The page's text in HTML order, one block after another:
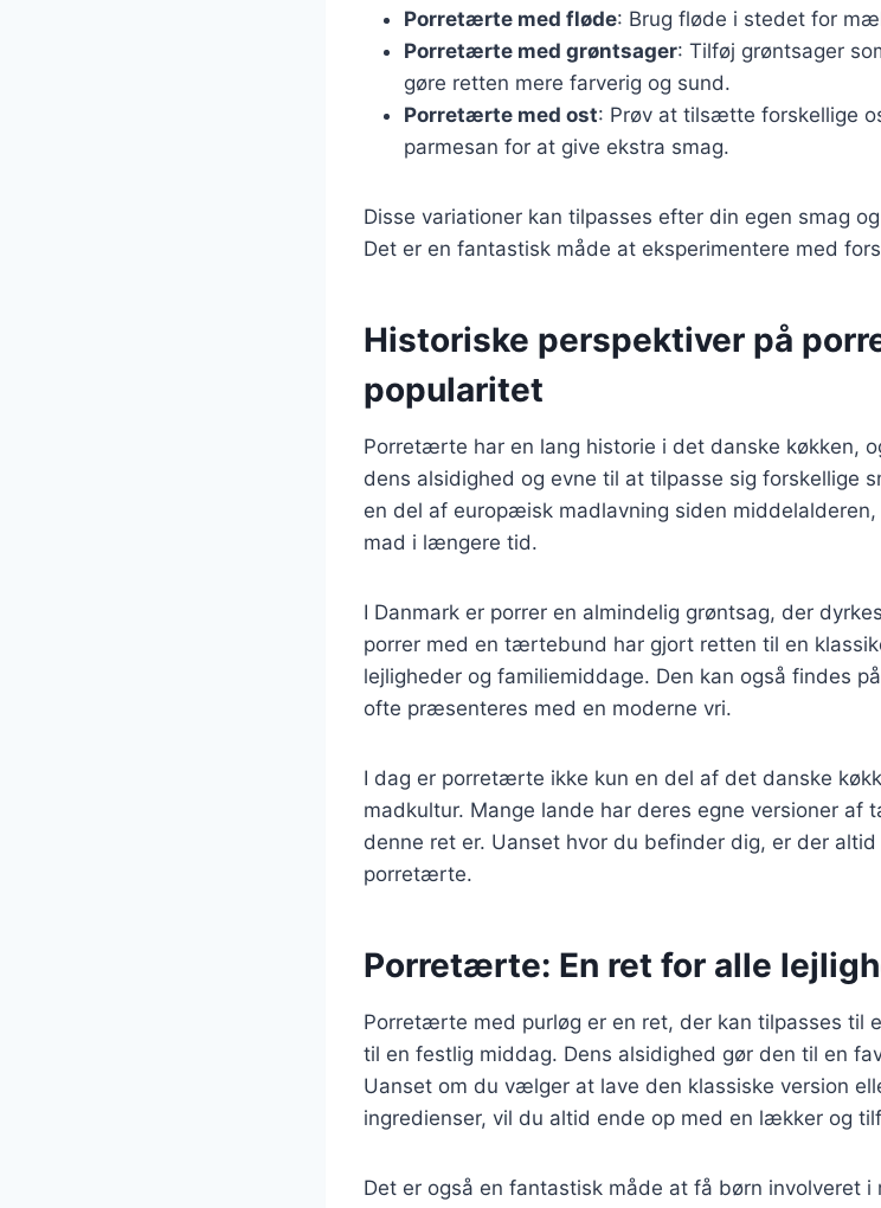
Porretærte med fløde: Brug fløde i stedet for
Porretærte med grøntsager: Tilføj grøntsager
gøre retten mere farverig og sund.
Porretærte med ost: Prøv at tilsætte forskellige
parmesan for at give ekstra smag.
Disse variationer kan tilpasses efter din egen smag
Det er en fantastisk måde at eksperimentere med
Historiske perspektiver på
popularitet
Porretærte har en lang historie i det danske køkken,
dens alsidighed og evne til at tilpasse sig
en del af europæisk madlavning siden
mad i længere tid.
I Danmark er porrer en almindelig grøntsag, der
porrer med en tærtebund har gjort retten til en
lejligheder og familiemiddage. Den kan også findes
ofte præsenteres med en moderne vri.
I dag er porretærte ikke kun en del af det danske
madkultur. Mange lande har deres egne versioner af
denne ret er. Uanset hvor du befinder dig, er der
porretærte.
Porretærte: En ret for alle
Porretærte med purløg er en ret, der kan tilpasses til
til en festlig middag. Dens alsidighed gør den til en
Uanset om du vælger at lave den klassiske version
ingredienser, vil du altid ende op med en lækker og
Det er også en fantastisk måde at få børn involveret